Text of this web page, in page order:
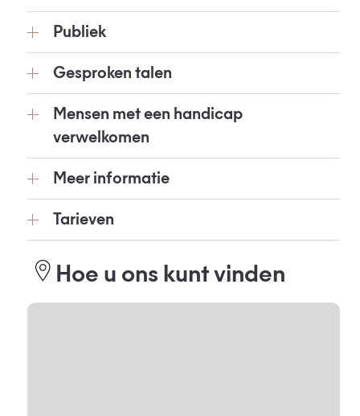
Publiek
Gesproken talen
Mensen met een handicap
verwelkomen
Meer informatie
Tarieven
Hoe u ons kunt vinden